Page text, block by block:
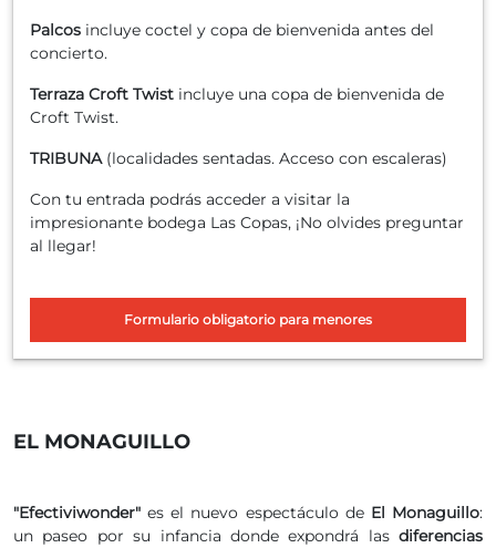
Palcos incluye coctel y copa de bienvenida antes del
concierto.
Terraza Croft Twist incluye una copa de bienvenida de
Croft Twist.
TRIBUNA (localidades sentadas. Acceso con escaleras)
Con tu entrada podrás acceder a visitar la
impresionante bodega Las Copas, ¡No olvides preguntar
al llegar!
Formulario obligatorio para menores
EL MONAGUILLO
"Efectiviwonder" es el nuevo espectáculo deEl Monaguillo:
un paseo por su infancia donde expondrá lasdiferencias